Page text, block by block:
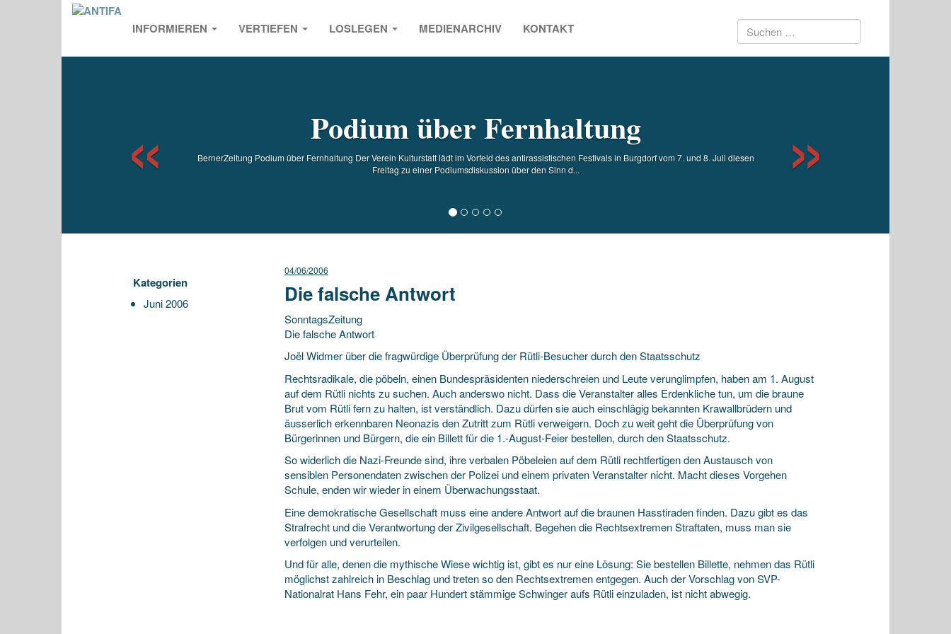
INFORMIEREN VERTIEFEN LOSLEGEN MEDIENARCHIV KONTAKT Suchen
Podium über Fernhaltung
BernerZeitung Podium über Fernhaltung Der Verein Kulturstatt lädt im Vorfeld des antirassistischen Festivals in Burgdorf vom 7. und 8. Juli diesen
Freitag zu einer Podiumsdiskussion über den Sinn d...
Kategorien
Juni 2006
04/06/2006
Die falsche Antwort
SonntagsZeitung
Die falsche Antwort
Joël Widmer über die fragwürdige Überprüfung der Rütli-Besucher durch den Staatsschutz
Rechtsradikale, die pöbeln, einen Bundespräsidenten niederschreien und Leute verunglimpfen, haben am 1. August
auf dem Rütli nichts zu suchen. Auch anderswo nicht. Dass die Veranstalter alles Erdenkliche tun, um die braune
Brut vom Rütli fern zu halten, ist verständlich. Dazu dürfen sie auch einschlägig bekannten Krawallbrüdern und
äusserlich erkennbaren Neonazis den Zutritt zum Rütli verweigern. Doch zu weit geht die Überprüfung von
Bürgerinnen und Bürgern, die ein Billett für die 1.-August-Feier bestellen, durch den Staatsschutz.
So widerlich die Nazi-Freunde sind, ihre verbalen Pöbeleien auf dem Rütli rechtfertigen den Austausch von
sensiblen Personendaten zwischen der Polizei und einem privaten Veranstalter nicht. Macht dieses Vorgehen
Schule, enden wir wieder in einem Überwachungsstaat.
Eine demokratische Gesellschaft muss eine andere Antwort auf die braunen Hasstiraden finden. Dazu gibt es das
Strafrecht und die Verantwortung der Zivilgesellschaft. Begehen die Rechtsextremen Straftaten, muss man sie
verfolgen und verurteilen.
Und für alle, denen die mythische Wiese wichtig ist, gibt es nur eine Lösung: Sie bestellen Billette, nehmen das Rütli
möglichst zahlreich in Beschlag und treten so den Rechtsextremen entgegen. Auch der Vorschlag von SVP-
Nationalrat Hans Fehr, ein paar Hundert stämmige Schwinger aufs Rütli einzuladen, ist nicht abwegig.